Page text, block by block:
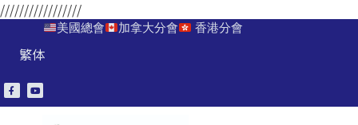
/////////////////
美國總會 加拿大分會 香港分會
繁体